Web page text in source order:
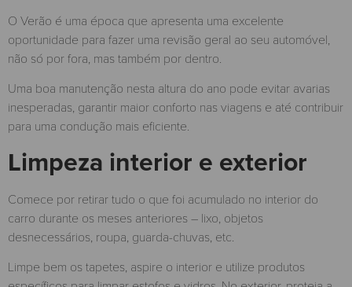
O Verão é uma época que apresenta uma excelente
oportunidade para fazer uma revisão geral ao seu automóvel,
não só por fora, mas também por dentro.
Uma boa manutenção nesta altura do ano pode evitar avarias
inesperadas, garantir maior conforto nas viagens e até contribuir
para uma condução mais eficiente.
Limpeza interior e exterior
Comece por retirar tudo o que foi acumulado no interior do
carro durante os meses anteriores – lixo, objetos
desnecessários, roupa, guarda-chuvas, etc.
Limpe bem os tapetes, aspire o interior e utilize produtos